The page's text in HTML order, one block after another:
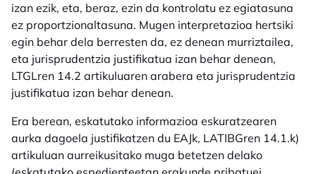
izan ezik, eta, beraz, ezin da kontrolatu ez egiatasuna
ez proportzionaltasuna. Mugen interpretazioa hertsiki
egin behar dela berresten da, ez denean murriztailea,
eta jurisprudentzia justifikatua izan behar denean,
LTGLren 14.2 artikuluaren arabera eta jurisprudentzia
justifikatua izan behar denean.
Era berean, eskatutako informazioa eskuratzearen
aurka dagoela justifikatzen du EAJk, LATIBGren 14.1.k)
artikuluan aurreikusitako muga betetzen delako